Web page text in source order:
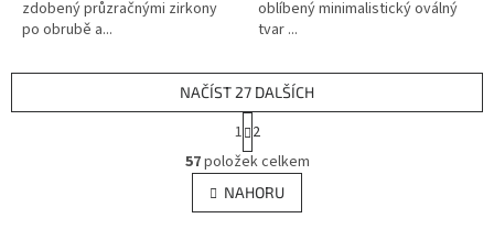
zdobený průzračnými zirkony
po obrubě a...
oblíbený minimalistický oválný
tvar ...
O
v
l
á
NAČÍST 27 DALŠÍCH
S
t
r
á
n
k
1 2
57položek celkem
NAHORU